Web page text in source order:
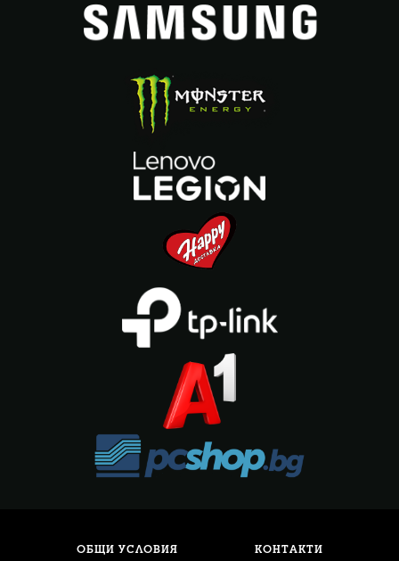
ОБЩИ УСЛОВИЯ КОНТАКТИ